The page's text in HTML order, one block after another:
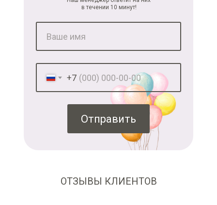
+7
Отправить
в течении 10 минут!
ОТЗЫВЫ КЛИЕНТОВ